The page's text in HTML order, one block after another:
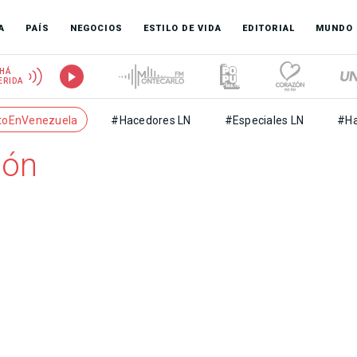
PAÍS NEGOCIOS ESTILO DE VIDA EDITORIAL MUNDO
#Hacedores LN #Especiales LN